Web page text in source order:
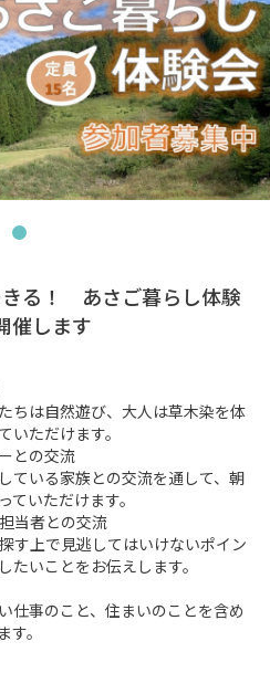
る！ あさご暮らし体験
催します
ちは自然遊び、大人は草木染を体
ただけます。
との交流
ている家族との交流を通して、朝
いただけます。
当者との交流
す上で見逃してはいけないポイン
たいことをお伝えします。
仕事のこと、住まいのことを含め
。